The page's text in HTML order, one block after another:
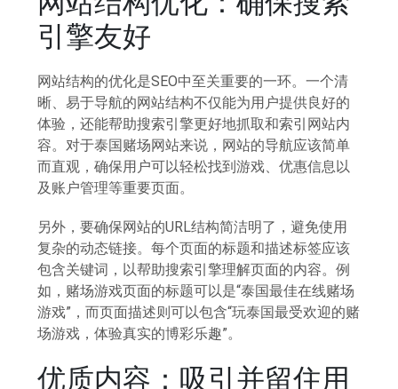
引擎友好
网站结构的优化是SEO中至关重要的一环。一个清
晰、易于导航的网站结构不仅能为用户提供良好的
体验，还能帮助搜索引擎更好地抓取和索引网站内
容。对于泰国赌场网站来说，网站的导航应该简单
而直观，确保用户可以轻松找到游戏、优惠信息以
及账户管理等重要页面。
另外，要确保网站的URL结构简洁明了，避免使用
复杂的动态链接。每个页面的标题和描述标签应该
包含关键词，以帮助搜索引擎理解页面的内容。例
如，赌场游戏页面的标题可以是“泰国最佳在线赌场
游戏”，而页面描述则可以包含“玩泰国最受欢迎的赌
场游戏，体验真实的博彩乐趣”。
优质内容：吸引并留住用